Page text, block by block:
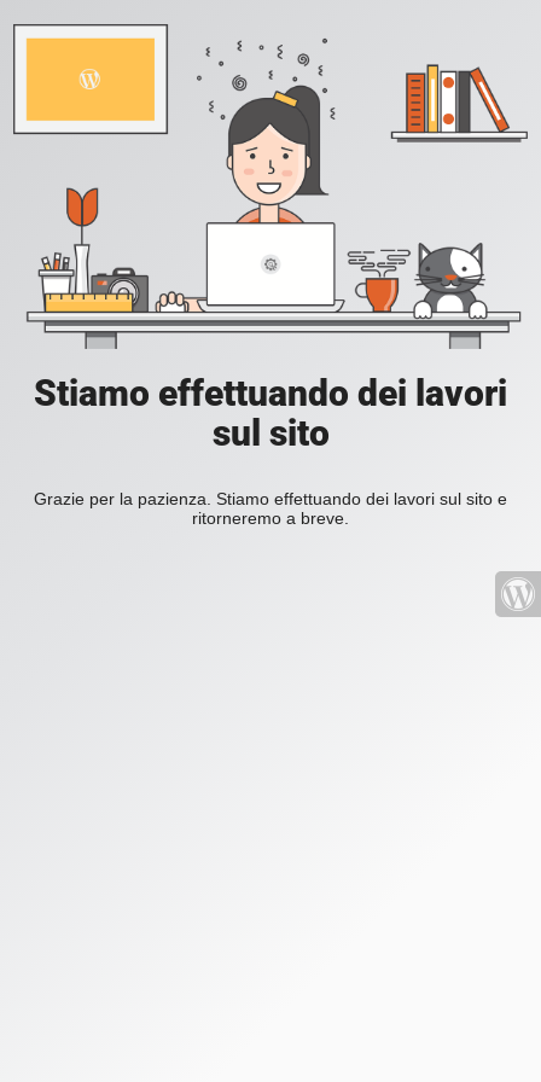
Stiamo effettuando dei lavori
sul sito
Grazie per la pazienza. Stiamo effettuando dei lavori sul sito e
ritorneremo a breve.